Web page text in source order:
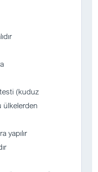
(kuduz
yapılır